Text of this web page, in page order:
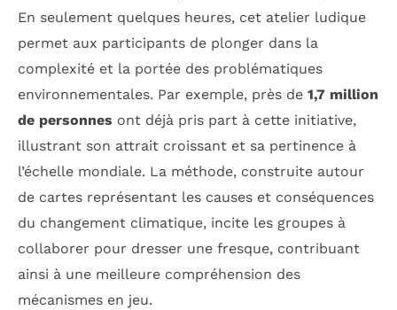
En seulement quelques heures, cet atelier ludique
permet aux participants de plonger dans la
complexité et la portée des problématiques
environnementales. Par exemple, près de 1,7 million
de personnes ont déjà pris part à cette initiative,
illustrant son attrait croissant et sa pertinence à
l’échelle mondiale. La méthode, construite autour
de cartes représentant les causes et conséquences
du changement climatique, incite les groupes à
collaborer pour dresser une fresque, contribuant
ainsi à une meilleure compréhension des
mécanismes en jeu.